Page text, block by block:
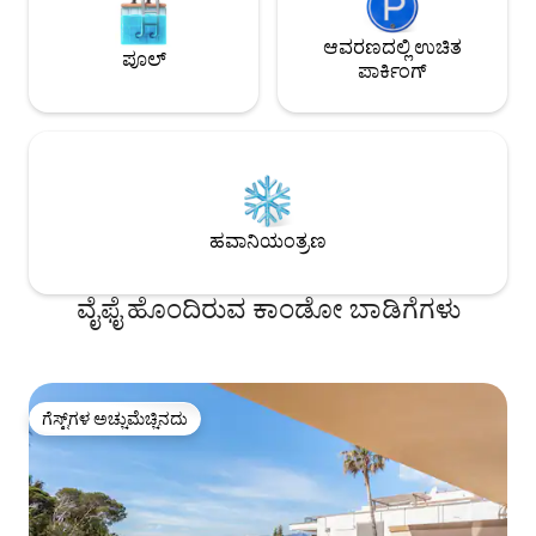
ಪೂಲ್
ಆವರಣದಲ್ಲಿ ಉಚಿತ
ಪಾರ್ಕಿಂಗ್
ಹವಾನಿಯಂತ್ರಣ
ವೈಫೈ ಹೊಂದಿರುವ ಕಾಂಡೋ ಬಾಡಿಗೆಗಳು
ಗೆಸ್ಟ್‌ಗಳ ಅಚ್ಚುಮೆಚ್ಚಿನದು
ಗೆಸ್ಟ್‌ಗಳ ಅಚ್ಚುಮೆಚ್ಚಿನದು